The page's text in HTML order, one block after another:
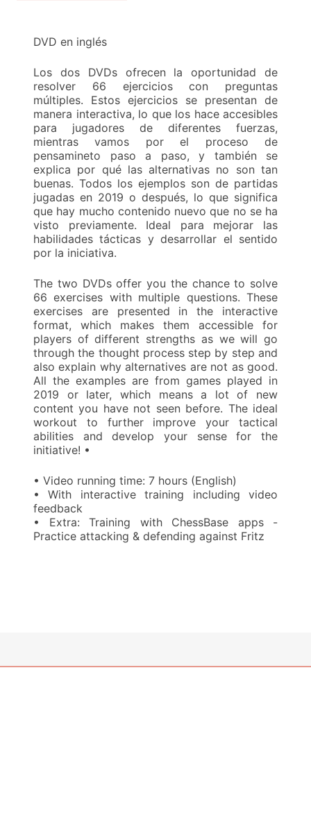
DVD en inglés
Los dos DVDs ofrecen la oportunidad de
resolver 66 ejercicios con preguntas
múltiples. Estos ejercicios se presentan de
manera interactiva, lo que los hace accesibles
para jugadores de diferentes fuerzas,
mientras vamos por el proceso de
pensamineto paso a paso, y también se
explica por qué las alternativas no son tan
buenas. Todos los ejemplos son de partidas
jugadas en 2019 o después, lo que significa
que hay mucho contenido nuevo que no se ha
visto previamente. Ideal para mejorar las
habilidades tácticas y desarrollar el sentido
por la iniciativa.
The two DVDs offer you the chance to solve
66 exercises with multiple questions. These
exercises are presented in the interactive
format, which makes them accessible for
players of different strengths as we will go
through the thought process step by step and
also explain why alternatives are not as good.
All the examples are from games played in
2019 or later, which means a lot of new
content you have not seen before. The ideal
workout to further improve your tactical
abilities and develop your sense for the
initiative! •
• Video running time: 7 hours (English)
• With interactive training including video
feedback
• Extra: Training with ChessBase apps -
Practice attacking & defending against Fritz